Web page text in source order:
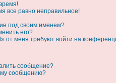
все равно неправильное!
под своим именем?
его?
от меня требуют войти на
сообщение?
сообщению?